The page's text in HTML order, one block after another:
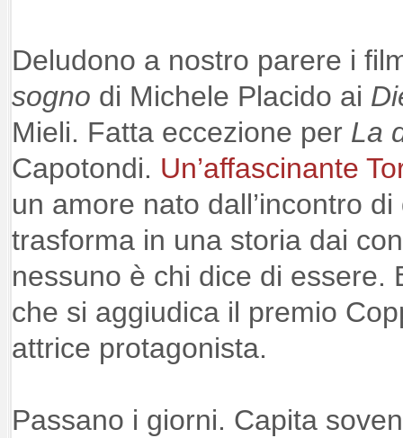
Deludono a nostro parere i
sogno di Michele Placido ai
Mieli. Fatta eccezione per La
Capotondi. Un’affascinante
un amore nato dall’incontro
trasforma in una storia dai
nessuno è chi dice di essere.
che si aggiudica il premio
attrice protagonista.
Passano i giorni. Capita